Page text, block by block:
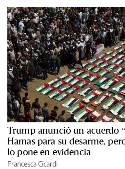
Trump anunció un acuerdo
Hamas para su desarme,
lo pone en evidencia
Francesca Cicardi